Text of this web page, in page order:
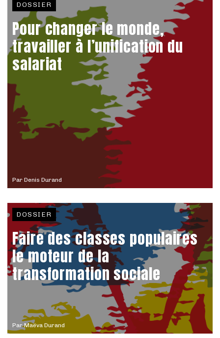
Par Denis Durand
DOSSIER
Pour changer le monde,
travailler à l’unification du
salariat
ParMaëva Durand
DOSSIER
Faire des classes populaires
le moteur de la
transformation sociale